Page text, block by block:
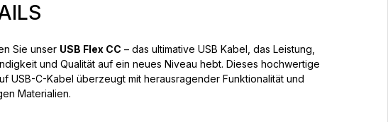
Sie unser USB Flex CC – das ultimative USB Kabel, das Leistung,
und Qualität auf ein neues Niveau hebt. Dieses hochwertige
USB-C-Kabel überzeugt mit herausragender Funktionalität und
Materialien.